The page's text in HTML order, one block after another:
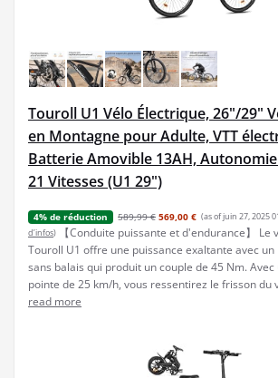
Touroll U1 Vélo Électrique, 26"/29"
en Montagne pour Adulte, VTT
Batterie Amovible 13AH,
21 Vitesses (U1 29")
4% de réduction 589,99 € 569,00 € (as of juin 27, 2025
d’infos)
【Conduite puissante et d'endurance】 Le
Touroll U1 offre une puissance exaltante avec
sans balais qui produit un couple de 45 Nm. Avec
pointe de 25 km/h, vous ressentirez le frisson du
read more